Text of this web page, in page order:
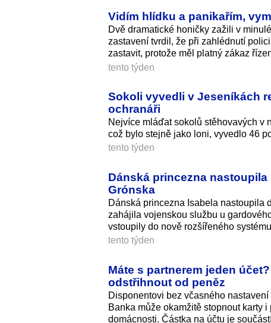
Vidím hlídku a panikařím,
Dvě dramatické honičky zažili v
zastavení tvrdil, že při zahlédnutí
zastavit, protože měl platný zákaz
tento týden
Sokoli vyvedli v Jeseníkách
ochranáři
Nejvíce mláďat sokolů stěhovavých v
což bylo stejně jako loni, vyvedlo 46
tento týden
Dánská princezna
Grónska
Dánská princezna Isabela nastoupila
zahájila vojenskou službu u
vstoupily do nově rozšířeného
tento týden
Máte s partnerem jeden
odstřihnout od peněz
Disponentovi bez včasného
Banka může okamžitě stopnout karty
domácnosti. Částka na účtu je